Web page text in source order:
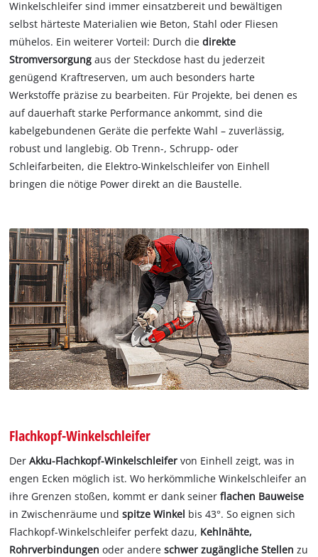
Winkelschleifer sind immer einsatzbereit und bewältigen
selbst härteste Materialien wie Beton, Stahl oder Fliesen
mühelos. Ein weiterer Vorteil: Durch diedirekte
Stromversorgung aus der Steckdose hast du jederzeit
genügend Kraftreserven, um auch besonders harte
Werkstoffe präzise zu bearbeiten. Für Projekte, bei denen es
auf dauerhaft starke Performance ankommt, sind die
kabelgebundenen Geräte die perfekte Wahl – zuverlässig,
robust und langlebig. Ob Trenn-, Schrupp- oder
Schleifarbeiten, die Elektro-Winkelschleifer von Einhell
bringen die nötige Power direkt an die Baustelle.
Flachkopf-Winkelschleifer
DerAkku-Flachkopf-Winkelschleifer von Einhell zeigt, was in
engen Ecken möglich ist. Wo herkömmliche Winkelschleifer an
ihre Grenzen stoßen, kommt er dank seinerflachen Bauweise
in Zwischenräume undspitze Winkel bis 43°. So eignen sich
Flachkopf-Winkelschleifer perfekt dazu, Kehlnähte,
Rohrverbindungen oder andereschwer zugängliche Stellen zu